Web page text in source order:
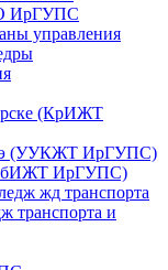
ИрГУПС
управления
(КрИЖТ
(УУКЖТ ИрГУПС)
ИрГУПС)
жд транспорта
транспорта и